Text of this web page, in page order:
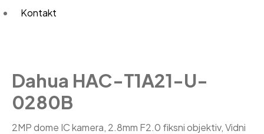
Kontakt
Dahua HAC-T1A21-U-
0280B
2MP dome IC kamera, 2.8mm F2.0 fiksni objektiv, Vidni